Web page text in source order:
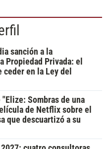
sanción a la
Propiedad Privada: el
en la Ley del
Sombras de una
de Netflix sobre el
que descuartizó a su